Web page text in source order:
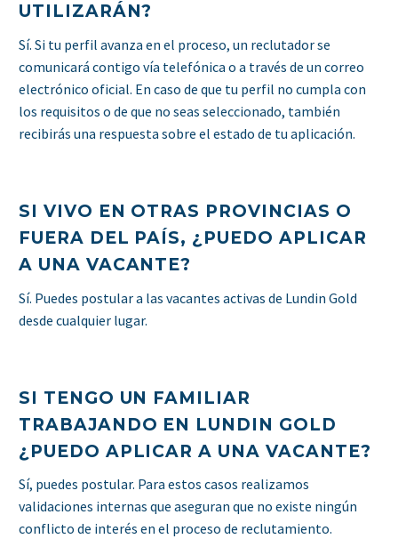
UTILIZARÁN?
Sí. Si tu perfil avanza en el proceso, un reclutador se
comunicará contigo vía telefónica o a través de un correo
electrónico oficial. En caso de que tu perfil no cumpla con
los requisitos o de que no seas seleccionado, también
recibirás una respuesta sobre el estado de tu aplicación.
SI VIVO EN OTRAS PROVINCIAS O
FUERA DEL PAÍS, ¿PUEDO APLICAR
A UNA VACANTE?
Sí. Puedes postular a las vacantes activas de Lundin Gold
desde cualquier lugar.
SI TENGO UN FAMILIAR
TRABAJANDO EN LUNDIN GOLD
¿PUEDO APLICAR A UNA VACANTE?
Sí, puedes postular. Para estos casos realizamos
validaciones internas que aseguran que no existe ningún
conflicto de interés en el proceso de reclutamiento.